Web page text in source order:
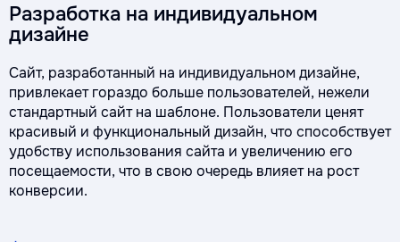
Разработка на индивидуальном
дизайне
Сайт, разработанный на индивидуальном дизайне,
привлекает гораздо больше пользователей, нежели
стандартный сайт на шаблоне. Пользователи ценят
красивый и функциональный дизайн, что способствует
удобству использования сайта и увеличению его
посещаемости, что в свою очередь влияет на рост
конверсии.